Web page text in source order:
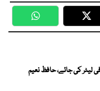
WhatsApp
228 روپے فی لیٹر کی جائے، حافظ نعیم